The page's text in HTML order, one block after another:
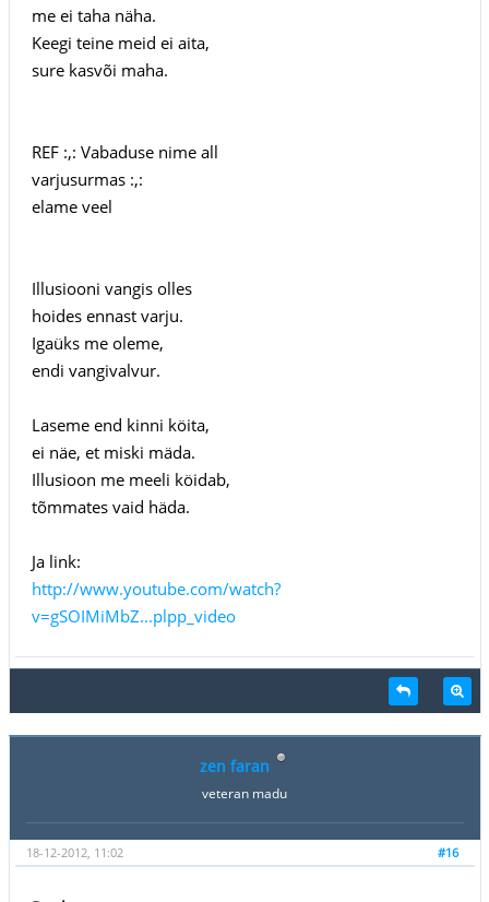
me ei taha näha.
Keegi teine meid ei aita,
sure kasvõi maha.
REF :,: Vabaduse nime all
varjusurmas :,:
elame veel
Illusiooni vangis olles
hoides ennast varju.
Igaüks me oleme,
endi vangivalvur.
Laseme end kinni köita,
ei näe, et miski mäda.
Illusioon me meeli köidab,
tõmmates vaid häda.
Ja link:
http://www.youtube.com/watch?
v=gSOIMiMbZ...plpp_video
zen faran
veteran madu
#16
18-12-2012, 11:02